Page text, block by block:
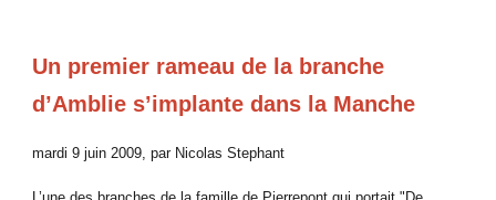
Un premier rameau de la branche
d’Amblie s’implante dans la Manche
mardi 9 juin 2009, par Nicolas Stephant